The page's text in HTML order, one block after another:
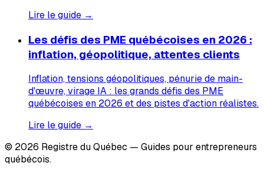
Lire le guide →
Les défis des PME québécoises en 2026 :
inflation, géopolitique, attentes clients
Inflation, tensions géopolitiques, pénurie de main-
d'œuvre, virage IA : les grands défis des PME
québécoises en 2026 et des pistes d'action réalistes.
Lire le guide →
© 2026 Registre du Québec — Guides pour entrepreneurs
québécois.